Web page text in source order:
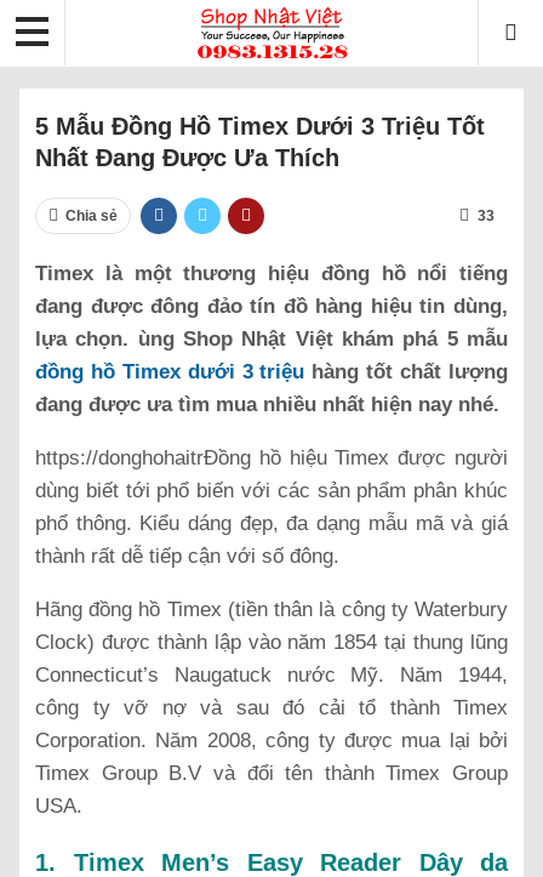
5 Mẫu Đồng Hồ Timex Dưới 3 Triệu Tốt
Nhất Đang Được Ưa Thích
Chia sẻ 33
Timex là một thương hiệu đồng hồ nổi tiếng
đang được đông đảo tín đồ hàng hiệu tin dùng,
lựa chọn. ùng Shop Nhật Việt khám phá 5 mẫu
đồng hồ Timex dưới 3 triệu hàng tốt chất lượng
đang được ưa tìm mua nhiều nhất hiện nay nhé.
https://donghohaitrĐồng hồ hiệu Timex được người
dùng biết tới phổ biến với các sản phẩm phân khúc
phổ thông. Kiểu dáng đẹp, đa dạng mẫu mã và giá
thành rất dễ tiếp cận với số đông.
Hãng đồng hồ Timex (tiền thân là công ty Waterbury
Clock) được thành lập vào năm 1854 tại thung lũng
Connecticut’s Naugatuck nước Mỹ. Năm 1944,
công ty vỡ nợ và sau đó cải tổ thành Timex
Corporation. Năm 2008, công ty được mua lại bởi
Timex Group B.V và đổi tên thành Timex Group
USA.
1. Timex Men’s Easy Reader Dây da